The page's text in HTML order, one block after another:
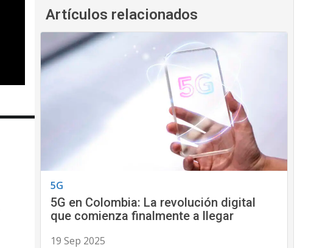
Artículos relacionados
5G
5G en Colombia: La revolución digital
que comienza finalmente a llegar
19 Sep 2025